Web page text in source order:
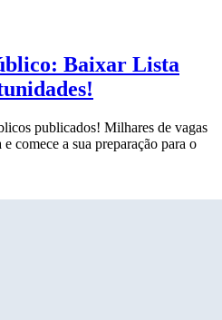
Baixar Lista
publicados! Milhares de vagas
comece a sua preparação para o